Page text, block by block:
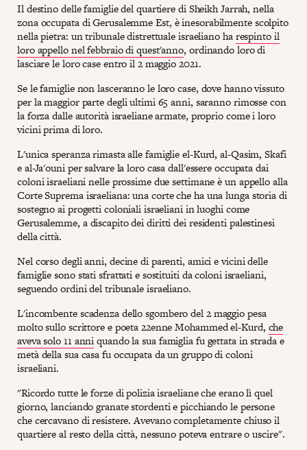
Il destino delle famiglie del quartiere di Sheikh Jarrah, nella
zona occupata di Gerusalemme Est, è inesorabilmente scolpito
nella pietra: un tribunale distrettuale israeliano harespinto il
loro appello nel febbraio di quest'anno, ordinando loro di
lasciare le loro case entro il 2 maggio 2021.
Se le famiglie non lasceranno le loro case, dove hanno vissuto
per la maggior parte degli ultimi 65 anni, saranno rimosse con
la forza dalle autorità israeliane armate, proprio come i loro
vicini prima di loro.
L'unica speranza rimasta alle famiglie el-Kurd, al-Qasim, Skafi
e al-Ja'ouni per salvare la loro casa dall'essere occupata dai
coloni israeliani nelle prossime due settimane è un appello alla
Corte Suprema israeliana: una corte che ha una lunga storia di
sostegno ai progetti coloniali israeliani in luoghi come
Gerusalemme, a discapito dei diritti dei residenti palestinesi
della città.
Nel corso degli anni, decine di parenti, amici e vicini delle
famiglie sono stati sfrattati e sostituiti da coloni israeliani,
seguendo ordini del tribunale israeliano.
L'incombente scadenza dello sgombero del 2 maggio pesa
molto sullo scrittore e poeta 22enne Mohammed el-Kurd, che
aveva solo 11 anniquando la sua famiglia fu gettata in strada e
metà della sua casa fu occupata da un gruppo di coloni
israeliani.
"Ricordo tutte le forze di polizia israeliane che erano lì quel
giorno, lanciando granate stordenti e picchiando le persone
che cercavano di resistere. Avevano completamente chiuso il
quartiere al resto della città, nessuno poteva entrare o uscire".